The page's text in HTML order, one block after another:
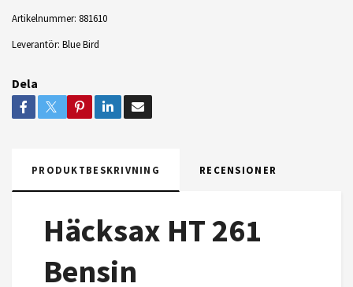
Artikelnummer: 881610
Leverantör: Blue Bird
Dela
PRODUKTBESKRIVNING RECENSIONER
Häcksax HT 261
Bensin